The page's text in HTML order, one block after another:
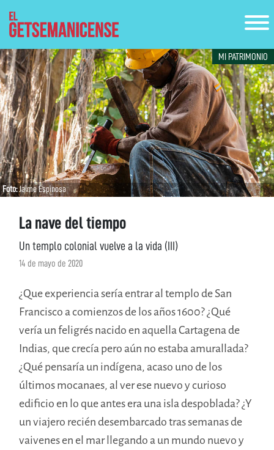
Foto:Jaime Espinosa
La nave del tiempo
Un templo colonial vuelve a la vida (III)
14 de mayo de 2020
MI PATRIMONIO
¿Que experiencia sería entrar al templo de San
Francisco a comienzos de los años 1600? ¿Qué
vería un feligrés nacido en aquella Cartagena de
Indias, que crecía pero aún no estaba amurallada?
¿Qué pensaría un indígena, acaso uno de los
últimos mocanaes, al ver ese nuevo y curioso
edificio en lo que antes era una isla despoblada? ¿Y
un viajero recién desembarcado tras semanas de
vaivenes en el mar llegando a un mundo nuevo y